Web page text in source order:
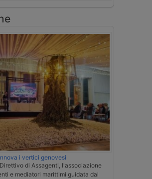
i vertici genovesi
di Assagenti, l'associazione
e mediatori marittimi guidata dal